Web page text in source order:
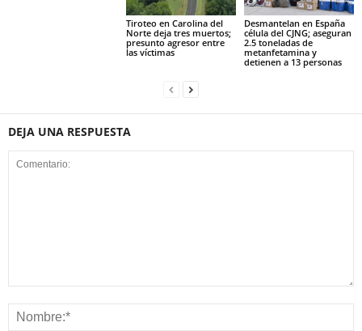
Tiroteo en Carolina del
Norte deja tres muertos;
presunto agresor entre
las víctimas
Desmantelan en España
célula del CJNG; aseguran
2.5 toneladas de
metanfetamina y
detienen a 13 personas
DEJA UNA RESPUESTA